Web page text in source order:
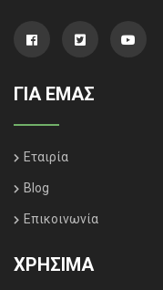
ΓΙΑ ΕΜΑΣ
Εταιρία
Blog
Επικοινωνία
ΧΡΗΣΙΜΑ